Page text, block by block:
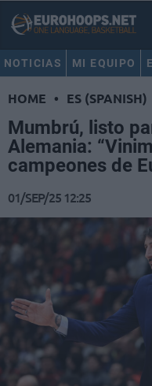
NOTICIAS MI EQUIPO
HOME • ES (SPANISH)
Mumbrú, listo
Alemania:
campeones de
01/SEP/25 12:25